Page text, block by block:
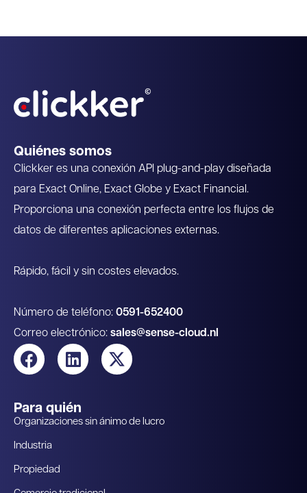
Quiénes somos
Clickker es una conexión API plug-and-play diseñada
para Exact Online, Exact Globe y Exact Financial.
Proporciona una conexión perfecta entre los flujos de
datos de diferentes aplicaciones externas.
Rápido, fácil y sin costes elevados.
Número de teléfono: 0591-652400
Correo electrónico: sales@sense-cloud.nl
Para quién
Organizaciones sin ánimo de lucro
Industria
Propiedad